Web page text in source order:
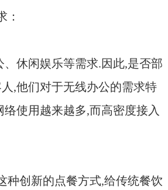
：
休闲娱乐等需求.因此,是否部
,他们对于无线办公的需求特
络使用越来越多,而高密度接入
种创新的点餐方式,给传统餐饮